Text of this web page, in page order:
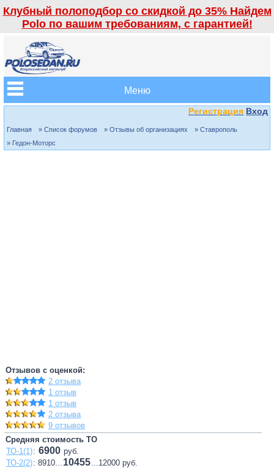
Клубный полоподбор со скидкой до 35% Найдем
Polo по вашим требованиям, с гарантией!
Меню
Регистрация Вход
Главная » Список форумов » Отзывы об организациях
» Ставрополь
» Гедон-Моторс
Отзывов с оценкой:
2 отзыва
1 отзыв
1 отзыв
2 отзыва
9 отзывов
Средняя стоимость ТО
ТО-1(1): 6900 руб.
ТО-2(2): 8910... 10455...12000 руб.